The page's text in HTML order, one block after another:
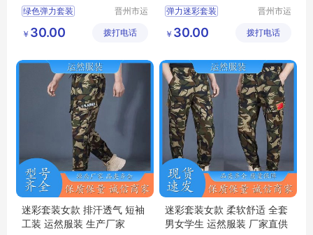
绿色弹力套装
迷彩工作服男套装
军训迷彩服
晋州市运
工厂
￥ 30.00 拨打电话
弹力迷彩套装
迷彩套装女款
夏季迷彩套装
晋州市运
工厂
￥ 30.00 拨打电话
迷彩套装女款 排汗透气 短袖
工装 运然服装 生产厂家
迷彩套装女款 柔软舒适 全套
男女学生 运然服装 厂家直供